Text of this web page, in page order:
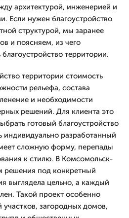
архитектурой, инженерией и
Если нужен благоустройство
структурой, мы заранее
и поясняем, из чего
территории.
территории стоимость
рельефа, состава
и необходимости
решений. Для клиента это
готовый благоустройство
индивидуально разработанный
сложную форму, перепады
к стилю. В Комсомольск-
под конкретный
выглядела цельно, а каждый
Такой проект особенно
загородных домов,